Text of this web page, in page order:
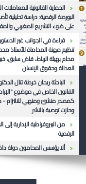
الحماية القانونية
البورصة الرقمية: دراسة تحليلية
على ضوء التشريع المغربي
قراءة في الجوانب غير
تنظيم مهنة المحاماة للأستاذ
محام بهيئة الرباط، قاض سابق،
العدالة وحقوق الإنسان
الباحثة ريحان خرطة تنال
القانون الخاص في موضوع
كمصدر منشئ ومنهي للالتزام -
وحازت توصية بالنشر
من البيروقراطية الإدارية إلى
الرقمية
ألا يؤسس المحامون دولة